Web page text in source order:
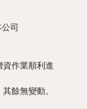
司
作業順利進
餘無變動。